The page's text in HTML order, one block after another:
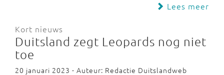
Lees meer
Kort nieuws
Duitsland zegt Leopards nog niet
toe
20 januari 2023 - Auteur: Redactie Duitslandweb